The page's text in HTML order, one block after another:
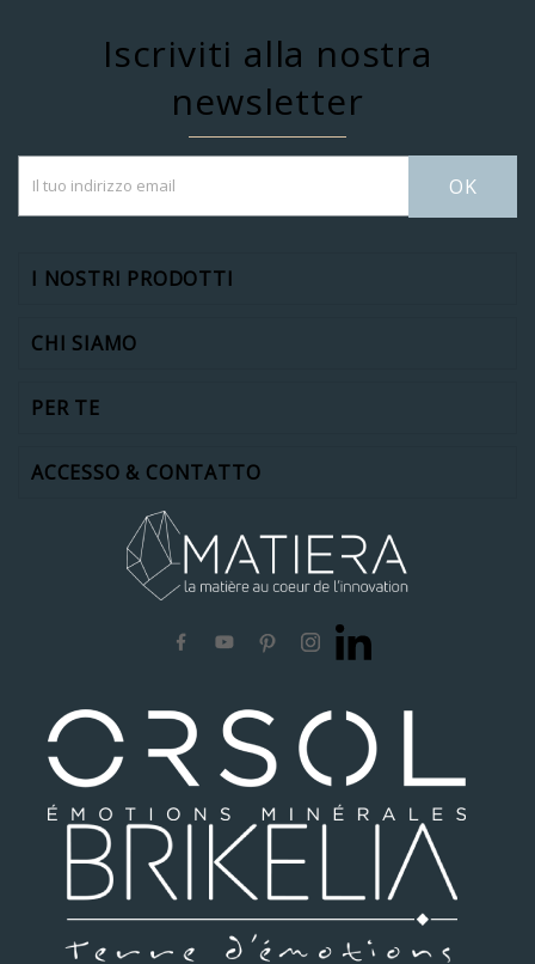
Iscriviti alla nostra
newsletter
OK
I NOSTRI PRODOTTI
CHI SIAMO
PER TE
ACCESSO & CONTATTO